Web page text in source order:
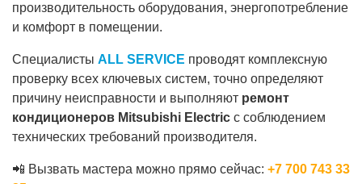
производительность оборудования, энергопотребление
и комфорт в помещении.
Специалисты ALL SERVICE проводят комплексную
проверку всех ключевых систем, точно определяют
причину неисправности и выполняют ремонт
кондиционеров Mitsubishi Electric с соблюдением
технических требований производителя.
📲 Вызвать мастера можно прямо сейчас: +7 700 743 33